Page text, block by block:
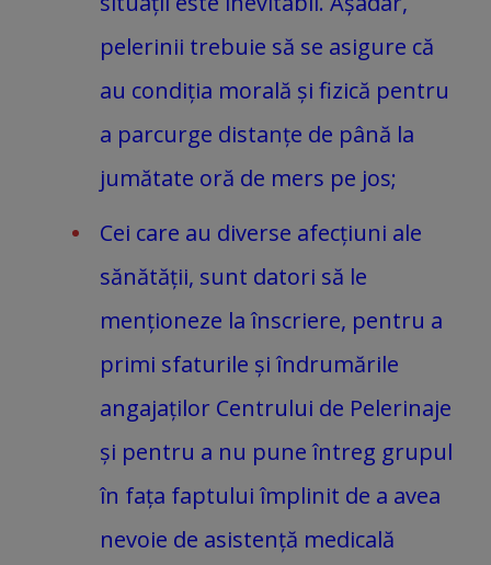
pelerinii trebuie să se asigure că
au condiția morală și fizică pentru
a parcurge distanțe de până la
jumătate oră de mers pe jos;
Cei care au diverse afecțiuni ale
sănătății, sunt datori să le
menționeze la înscriere, pentru a
primi sfaturile și îndrumările
angajaților Centrului de Pelerinaje
și pentru a nu pune întreg grupul
în fața faptului împlinit de a avea
nevoie de asistență medicală